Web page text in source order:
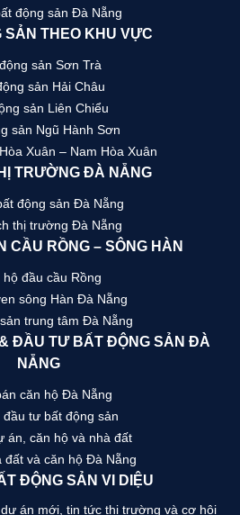
động sản Đà Nẵng
SẢN THEO KHU VỰC
sản Sơn Trà
sản Hải Châu
sản Liên Chiểu
sản Ngũ Hành Sơn
Xuân – Nam Hòa Xuân
TRƯỜNG ĐÀ NẴNG
động sản Đà Nẵng
thị trường Đà Nẵng
CẦU RỒNG – SÔNG HÀN
hộ đầu cầu Rồng
sông Hàn Đà Nẵng
trung tâm Đà Nẵng
ĐẦU TƯ BẤT ĐỘNG SẢN ĐÀ
NẴNG
căn hộ Đà Nẵng
tư bất động sản
án, căn hộ và nhà đất
đất và căn hộ Đà Nẵng
ĐỘNG SẢN VI DIỆU
án mới, tin tức thị trường và cơ hội